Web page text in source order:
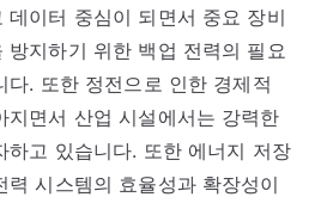
데이터 중심이 되면서 중요 장비
방지하기 위한 백업 전력의 필요
다. 또한 정전으로 인한 경제적
지면서 산업 시설에서는 강력한
하고 있습니다. 또한 에너지 저장
시스템의 효율성과 확장성이